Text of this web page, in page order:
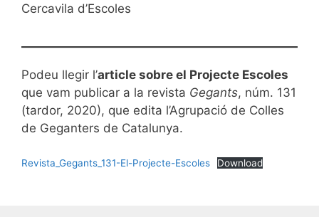
Cercavila d’Escoles
Podeu llegir l’article sobre el Projecte Escoles
que vam publicar a la revista Gegants, núm. 131
(tardor, 2020), que edita l’Agrupació de Colles
de Geganters de Catalunya.
Revista_Gegants_131-El-Projecte-Escoles Download